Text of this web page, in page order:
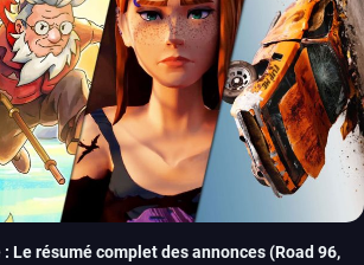
Le résumé complet des annonces (Road 96,